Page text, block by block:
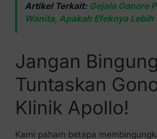
Artikel Terkait: Gejala Gonore
Wanita, Apakah Efeknya Lebih
Jangan
Tuntaskan
Klinik Apollo!
Kami paham betapa